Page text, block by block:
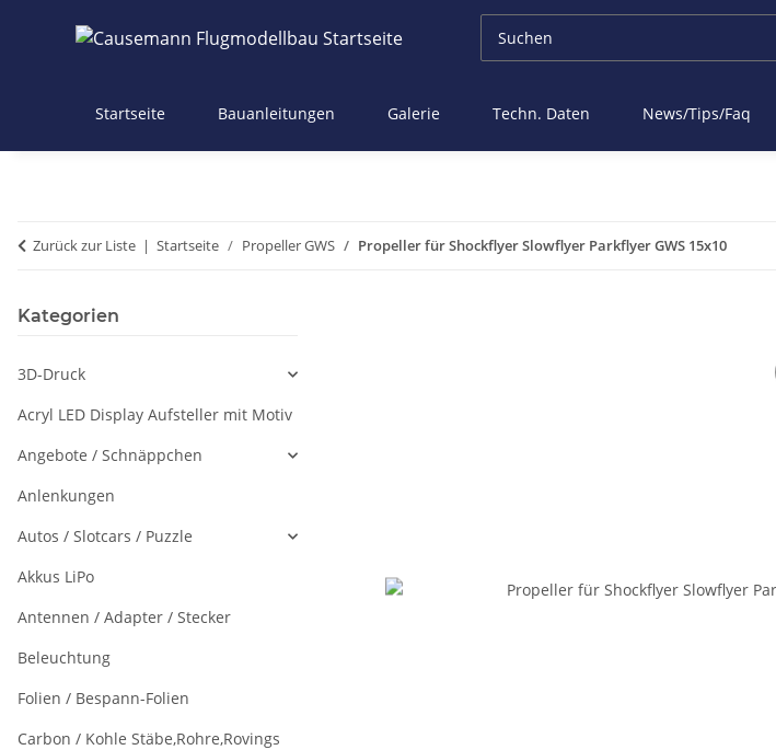
Startseite Bauanleitungen Galerie Techn. Daten News/Tips/Faq
Zurück zur Liste Startseite Propeller GWS Propeller für Shockflyer Slowflyer Parkflyer GWS 15x10
Kategorien
3D-Druck
Acryl LED Display Aufsteller mit Motiv
Angebote / Schnäppchen
Anlenkungen
Autos / Slotcars / Puzzle
Akkus LiPo
Antennen / Adapter / Stecker
Beleuchtung
Folien / Bespann-Folien
Carbon / Kohle Stäbe,Rohre,Rovings